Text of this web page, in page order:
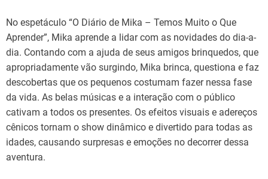
No espetáculo “O Diário de Mika – Temos Muito o Que
Aprender”, Mika aprende a lidar com as novidades do dia-a-
dia. Contando com a ajuda de seus amigos brinquedos, que
apropriadamente vão surgindo, Mika brinca, questiona e faz
descobertas que os pequenos costumam fazer nessa fase
da vida. As belas músicas e a interação com o público
cativam a todos os presentes. Os efeitos visuais e adereços
cênicos tornam o show dinâmico e divertido para todas as
idades, causando surpresas e emoções no decorrer dessa
aventura.